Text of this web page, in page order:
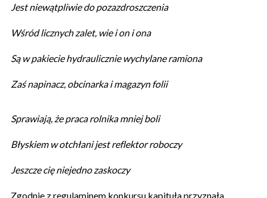
Jest niewątpliwie do pozazdroszczenia
Wśród licznych zalet, wie i on i ona
Są w pakiecie hydraulicznie wychylane ramiona
Zaś napinacz, obcinarka i magazyn folii
Sprawiają, że praca rolnika mniej boli
Błyskiem w otchłani jest reflektor roboczy
Jeszcze cię niejedno zaskoczy
Zgodnie z regulaminem konkursu kapituła przyznała